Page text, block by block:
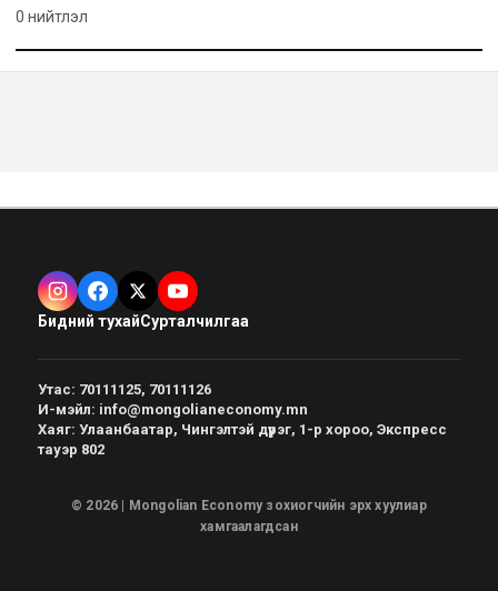
0 нийтлэл
Бидний тухайСурталчилгаа
Утас: 70111125, 70111126
И-мэйл: info@mongolianeconomy.mn
Хаяг: Улаанбаатар, Чингэлтэй дүүрэг, 1-р хороо, Экспресс
тауэр 802
© 2026 | Mongolian Economy зохиогчийн эрх хуулиар
хамгаалагдсан